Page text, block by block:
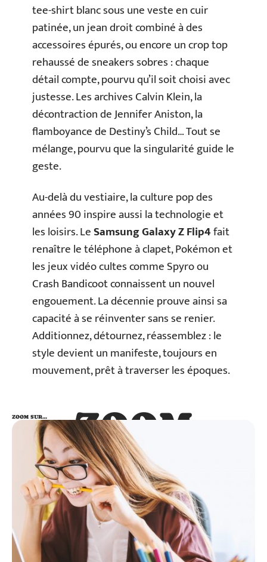
tee-shirt blanc sous une veste en cuir
patinée, un jean droit combiné à des
accessoires épurés, ou encore un crop top
rehaussé de sneakers sobres : chaque
détail compte, pourvu qu’il soit choisi avec
justesse. Les archives Calvin Klein, la
décontraction de Jennifer Aniston, la
flamboyance de Destiny’s Child… Tout se
mélange, pourvu que la singularité guide le
geste.
Au-delà du vestiaire, la culture pop des
années 90 inspire aussi la technologie et
les loisirs. LeSamsung Galaxy Z Flip4fait
renaître le téléphone à clapet, Pokémon et
les jeux vidéo cultes comme Spyro ou
Crash Bandicoot connaissent un nouvel
engouement. La décennie prouve ainsi sa
capacité à se réinventer sans se renier.
Additionnez, détournez, réassemblez : le
style devient un manifeste, toujours en
mouvement, prêt à traverser les époques.
ZOOM
SUR…
ZOOM SUR…